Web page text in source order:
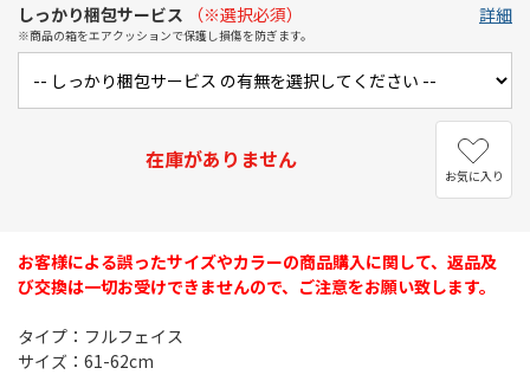
しっかり梱包サービス （※選択必須）
※商品の箱をエアクッションで保護し損傷を防ぎます。
詳細
在庫がありません
お気に入り
お客様による誤ったサイズやカラーの商品購入に関して、返品及
び交換は一切お受けできませんので、ご注意をお願い致します。
タイプ：フルフェイス
サイズ：61-62cm